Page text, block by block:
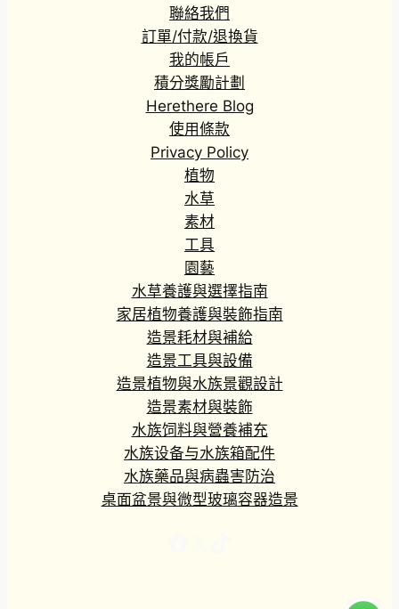
聯絡我們
訂單/付款/退換貨
我的帳戶
積分獎勵計劃
Herethere Blog
使用條款
Privacy Policy
植物
水草
素材
工具
園藝
水草養護與選擇指南
家居植物養護與裝飾指南
造景耗材與補給
造景工具與設備
造景植物與水族景觀設計
造景素材與裝飾
水族饲料與營養補充
水族设备与水族箱配件
水族藥品與病蟲害防治
桌面盆景與微型玻璃容器造景